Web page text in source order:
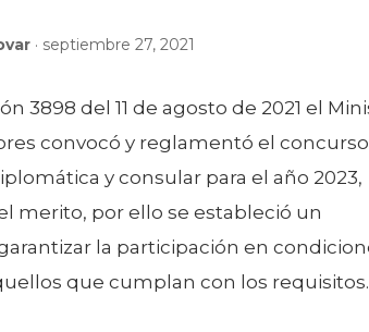
· septiembre 27, 2021
3898 del 11 de agosto de 2021 el
convocó y reglamentó el
y consular para el año 2023,
merito, por ello se estableció un
la participación en
que cumplan con los requisitos.